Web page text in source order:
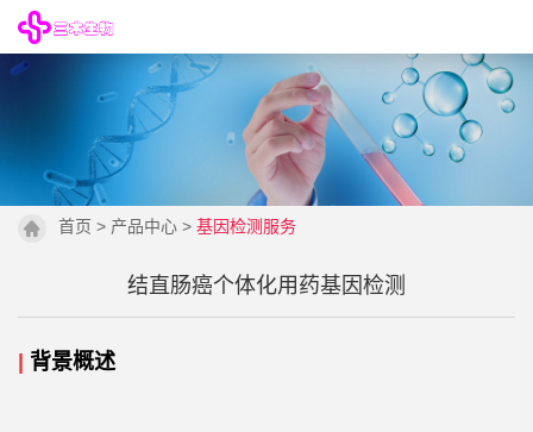
首页 > 产品中心 > 基因检测服务
结直肠癌个体化用药基因检测
背景概述